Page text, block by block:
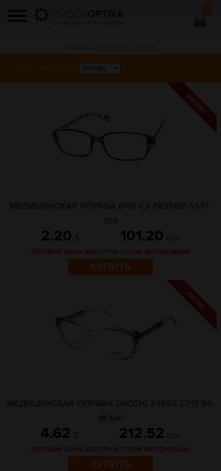
0
АКЦИОННЫЕ ОПРАВЫ
Сортировать по:
2.20 $ 101.20 грн
оптовые цены доступны после авторизации
КУПИТЬ
4.62 $ 212.52 грн
оптовые цены доступны после авторизации
КУПИТЬ